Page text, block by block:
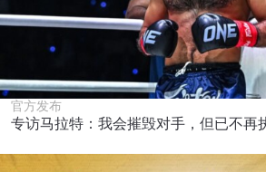
官方发布
专访马拉特：我会摧毁对手，但已不再
提交此表格签署弹出免责声明，
的隐私政策，我们将收集、使用
您可以随时取消订阅这